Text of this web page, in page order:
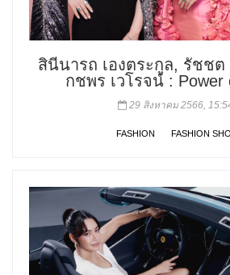
สินีนารถ เองตระกูล, รัชชต
กชพร เวโรจน์ : Power
29 สิงหาคม 2566,
FASHION FASHION